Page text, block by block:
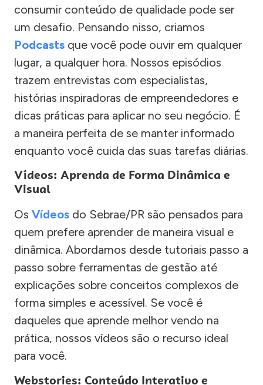
consumir conteúdo de qualidade pode ser
um desafio. Pensando nisso, criamos
Podcasts que você pode ouvir em qualquer
lugar, a qualquer hora. Nossos episódios
trazem entrevistas com especialistas,
histórias inspiradoras de empreendedores e
dicas práticas para aplicar no seu negócio. É
a maneira perfeita de se manter informado
enquanto você cuida das suas tarefas diárias.
Vídeos: Aprenda de Forma Dinâmica e
Visual
Os Vídeos do Sebrae/PR são pensados para
quem prefere aprender de maneira visual e
dinâmica. Abordamos desde tutoriais passo a
passo sobre ferramentas de gestão até
explicações sobre conceitos complexos de
forma simples e acessível. Se você é
daqueles que aprende melhor vendo na
prática, nossos vídeos são o recurso ideal
para você.
Webstories: Conteúdo Interativo e